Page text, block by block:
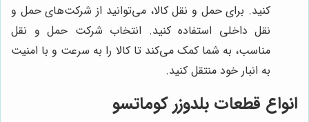
کنید. برای حمل و نقل کالا، می‌توانید از شرکت‌های حمل و
نقل داخلی استفاده کنید. انتخاب شرکت حمل و نقل
مناسب، به شما کمک می‌کند تا کالا را به سرعت و با امنیت
به انبار خود منتقل کنید.
انواع قطعات بلدوزر کوماتسو